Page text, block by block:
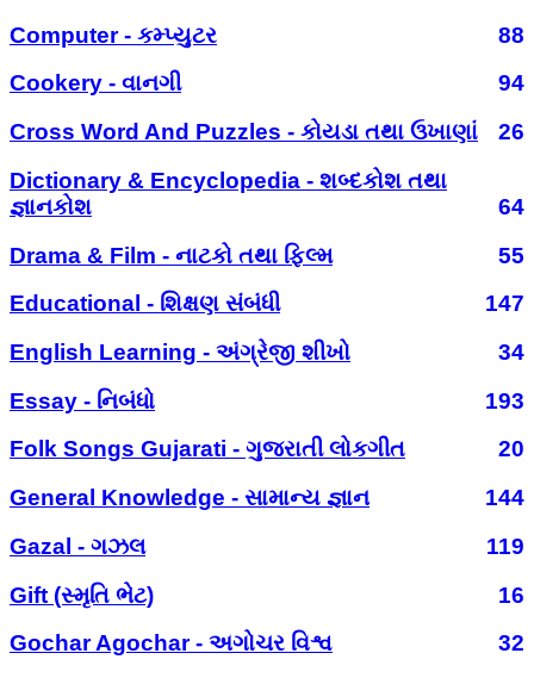
Computer - કમ્પ્યુટર
88
Cookery - વાનગી
94
Cross Word And Puzzles - કોયડા તથા ઉખાણાં
26
Dictionary & Encyclopedia - શબ્દકોશ તથા
જ્ઞાનકોશ
64
Drama & Film - નાટકો તથા ફિલ્મ
55
Educational - શિક્ષણ સંબંધી
147
English Learning - અંગ્રેજી શીખો
34
Essay - નિબંધો
193
Folk Songs Gujarati - ગુજરાતી લોકગીત
20
General Knowledge - સામાન્ય જ્ઞાન
144
Gazal - ગઝલ
119
Gift (સ્મૃતિ ભેટ)
16
Gochar Agochar - અગોચર વિશ્વ
32